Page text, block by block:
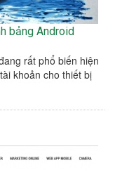
bảng Android
rất phổ biến hiện
khoản cho thiết bị